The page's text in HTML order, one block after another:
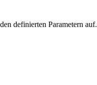
definierten Parametern auf.